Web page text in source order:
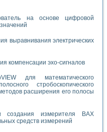
на основе цифровой
выравнивания электрических
компенсации эхо-сигналов
для математического
стробоскопического
расширения его полосы
создания измерителя ВАХ
средств измерений